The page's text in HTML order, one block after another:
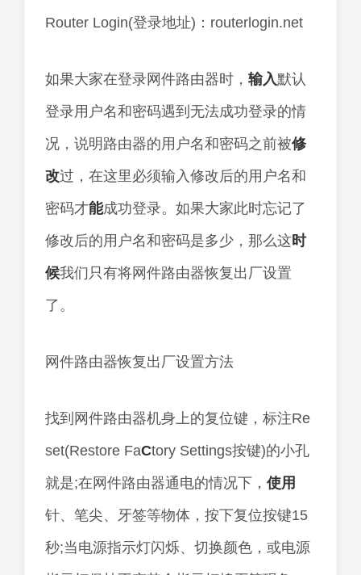
Router Login(登录地址)：routerlogin.net
如果大家在登录网件路由器时， 输入默认
登录用户名和密码遇到无法成功登录的情
况，说明路由器的用户名和密码之前被修
改过，在这里必须输入修改后的用户名和
密码才能成功登录。如果大家此时忘记了
修改后的用户名和密码是多少，那么这时
候我们只有将网件路由器恢复出厂设置
了。
网件路由器恢复出厂设置方法
找到网件路由器机身上的复位键，标注Re
set(Restore FaCtory Settings按键)的小孔
就是;在网件路由器通电的情况下， 使用
针、笔尖、牙签等物体，按下复位按键15
秒;当电源指示灯闪烁、切换颜色，或电源